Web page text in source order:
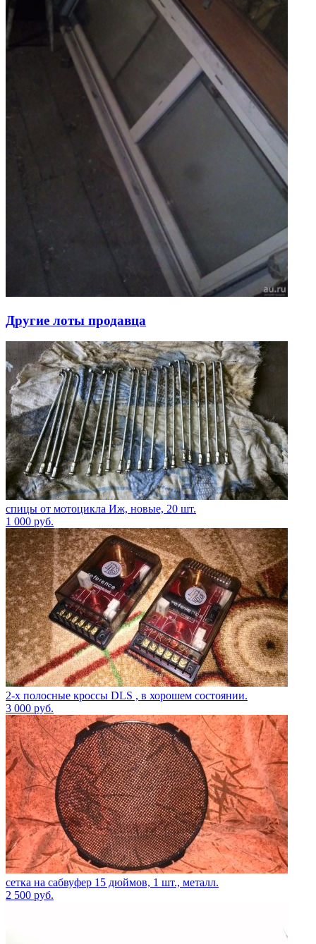
Другие лоты продавца
спицы от мотоцикла Иж, новые, 20 шт.
1 000 руб.
2-х полосные кроссы DLS , в хорошем состоянии.
3 000 руб.
сетка на сабвуфер 15 дюймов, 1 шт., металл.
2 500 руб.